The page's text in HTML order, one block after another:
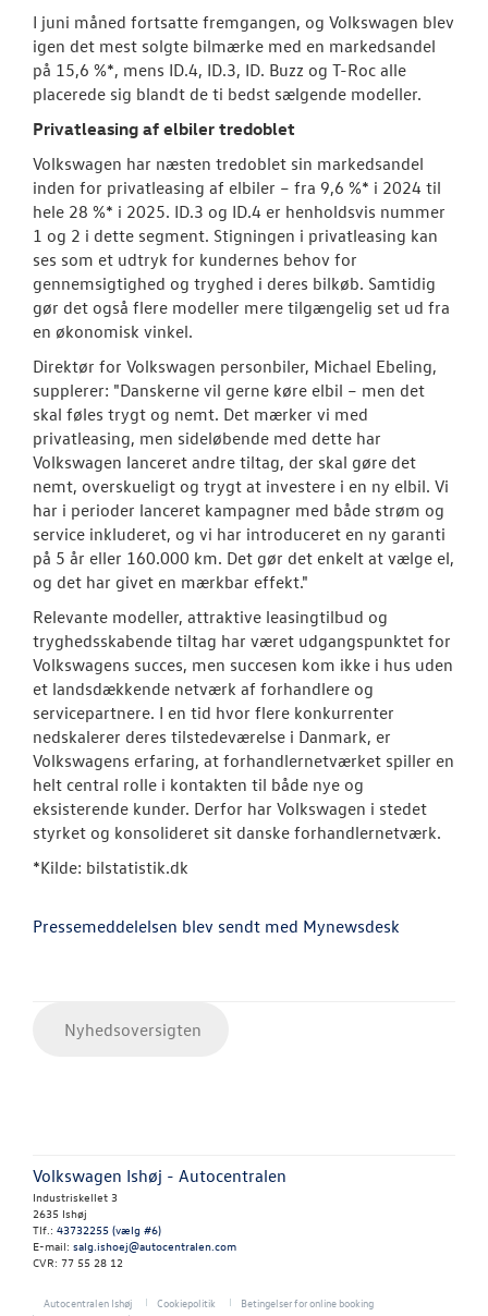
I juni måned fortsatte fremgangen, og Volkswagen blev
igen det mest solgte bilmærke med en markedsandel
på 15,6 %*, mens ID.4, ID.3, ID. Buzz og T-Roc alle
placerede sig blandt de ti bedst sælgende modeller.
Privatleasing af elbiler tredoblet
Volkswagen har næsten tredoblet sin markedsandel
inden for privatleasing af elbiler – fra 9,6 %* i 2024 til
hele 28 %* i 2025. ID.3 og ID.4 er henholdsvis nummer
1 og 2 i dette segment. Stigningen i privatleasing kan
ses som et udtryk for kundernes behov for
gennemsigtighed og tryghed i deres bilkøb. Samtidig
gør det også flere modeller mere tilgængelig set ud fra
en økonomisk vinkel.
Direktør for Volkswagen personbiler, Michael Ebeling,
supplerer: "Danskerne vil gerne køre elbil – men det
skal føles trygt og nemt. Det mærker vi med
privatleasing, men sideløbende med dette har
Volkswagen lanceret andre tiltag, der skal gøre det
nemt, overskueligt og trygt at investere i en ny elbil. Vi
har i perioder lanceret kampagner med både strøm og
service inkluderet, og vi har introduceret en ny garanti
på 5 år eller 160.000 km. Det gør det enkelt at vælge el,
og det har givet en mærkbar effekt."
Relevante modeller, attraktive leasingtilbud og
tryghedsskabende tiltag har været udgangspunktet for
Volkswagens succes, men succesen kom ikke i hus uden
et landsdækkende netværk af forhandlere og
servicepartnere. I en tid hvor flere konkurrenter
nedskalerer deres tilstedeværelse i Danmark, er
Volkswagens erfaring, at forhandlernetværket spiller en
helt central rolle i kontakten til både nye og
eksisterende kunder. Derfor har Volkswagen i stedet
styrket og konsolideret sit danske forhandlernetværk.
*Kilde: bilstatistik.dk
Pressemeddelelsen blev sendt med Mynewsdesk
Nyhedsoversigten
Volkswagen Ishøj - Autocentralen
Industriskellet 3
2635 Ishøj
Tlf.: 43732255 (vælg #6)
E-mail: salg.ishoej@autocentralen.com
CVR: 77 55 28 12
Autocentralen Ishøj Cookiepolitik
Betingelser for online booking